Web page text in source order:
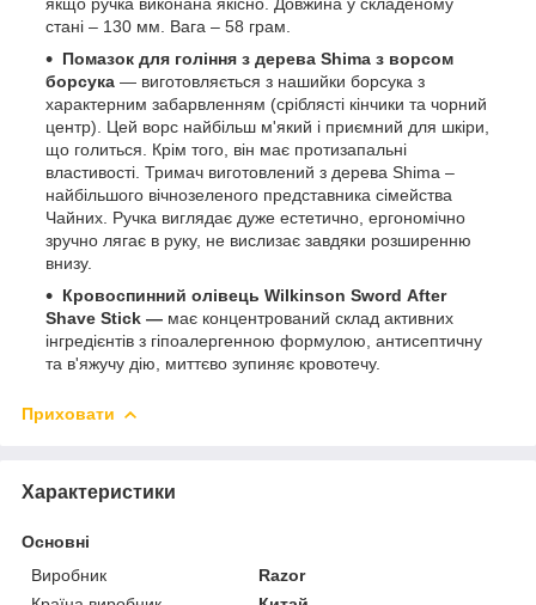
стані – 130 мм. Вага – 58 грам.
Помазок для гоління з дерева Shima з ворсом
борсука — виготовляється з нашийки борсука з
характерним забарвленням (сріблясті кінчики та чорний
центр). Цей ворс найбільш м'який і приємний для шкіри,
що голиться. Крім того, він має протизапальні
властивості. Тримач виготовлений з дерева Shima –
найбільшого вічнозеленого представника сімейства
Чайних. Ручка виглядає дуже естетично, ергономічно
зручно лягає в руку, не вислизає завдяки розширенню
внизу.
Кровоспинний олівець Wilkinson Sword After
Shave Stick — має концентрований склад активних
інгредієнтів з гіпоалергенною формулою, антисептичну
та в'яжучу дію, миттєво зупиняє кровотечу.
Приховати
Характеристики
Основні
Виробник
Razor